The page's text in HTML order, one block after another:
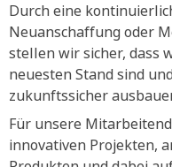
Durch eine
Neuanschaffung oder
stellen wir sicher, dass
neuesten Stand sind
zukunftssicher
Für unsere
innovativen Projekten,